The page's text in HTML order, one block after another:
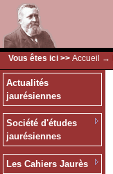
Vous êtes ici >> Accueil →
Actualités
jaurésiennes
Société d'études
jaurésiennes
Les Cahiers Jaurès